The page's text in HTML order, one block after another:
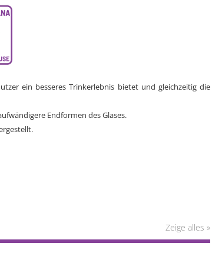
ein besseres Trinkerlebnis bietet und gleichzeitig die
Endformen des Glases.
Zeige alles »